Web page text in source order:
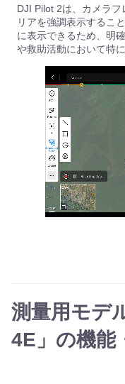
DJI Pilot 2は、カメラ
リアを強調表示するこ
に表示できるため、明
や救助活動において特
測量用モデ
4E」の機能